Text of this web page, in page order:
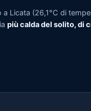
Licata (26,1°C di
più calda del solito, di